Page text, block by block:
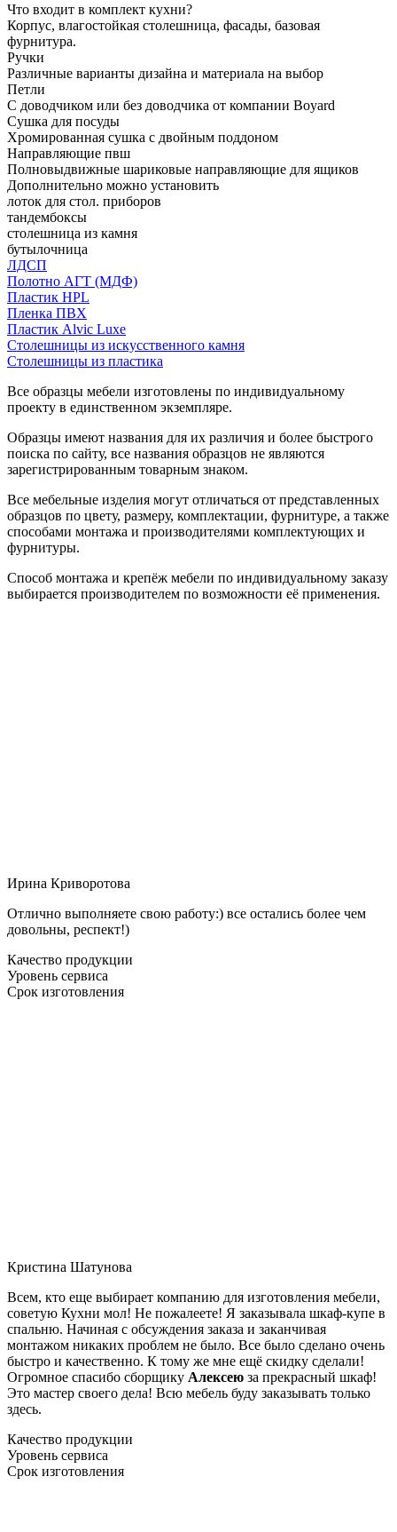
Что входит в комплект кухни?
Корпус, влагостойкая столешница, фасады, базовая
фурнитура.
Ручки
Различные варианты дизайна и материала на выбор
Петли
С доводчиком или без доводчика от компании Boyard
Сушка для посуды
Хромированная сушка с двойным поддоном
Направляющие пвш
Полновыдвижные шариковые направляющие для ящиков
Дополнительно можно установить
лоток для стол. приборов
тандембоксы
столешница из камня
бутылочница
ЛДСП
Полотно АГТ (МДФ)
Пластик HPL
Пленка ПВХ
Пластик Alvic Luxe
Столешницы из искусственного камня
Столешницы из пластика
Все образцы мебели изготовлены по индивидуальному
проекту в единственном экземпляре.
Образцы имеют названия для их различия и более быстрого
поиска по сайту, все названия образцов не являются
зарегистрированным товарным знаком.
Все мебельные изделия могут отличаться от представленных
образцов по цвету, размеру, комплектации, фурнитуре, а также
способами монтажа и производителями комплектующих и
фурнитуры.
Способ монтажа и крепёж мебели по индивидуальному заказу
выбирается производителем по возможности её применения.
Ирина Криворотова
Отлично выполняете свою работу:) все остались более чем
довольны, респект!)
Качество продукции
Уровень сервиса
Срок изготовления
Кристина Шатунова
Всем, кто еще выбирает компанию для изготовления мебели,
советую Кухни мол! Не пожалеете! Я заказывала шкаф-купе в
спальню. Начиная с обсуждения заказа и заканчивая
монтажом никаких проблем не было. Все было сделано очень
быстро и качественно. К тому же мне ещё скидку сделали!
Огромное спасибо сборщику Алексею за прекрасный шкаф!
Это мастер своего дела! Всю мебель буду заказывать только
здесь.
Качество продукции
Уровень сервиса
Срок изготовления